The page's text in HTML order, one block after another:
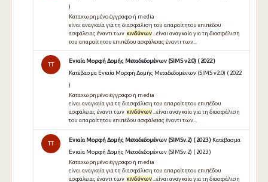
)
Καταχωρημένο έγγραφο ή media
είναι αναγκαία για τη διασφάλιση του απαραίτητου επιπέδου
ασφάλειας έναντι των κινδύνων ...είναι αναγκαία για τη διασφάλιση
του απαραίτητου επιπέδου ασφάλειας έναντι των...
TT
Ενιαία Μορφή Δομής Μεταδεδομένων (SIMS v2.0) ( 2022 )
Κατέβασμα Ενιαία Μορφή Δομής Μεταδεδομένων (SIMS v2.0) ( 2022
)
Καταχωρημένο έγγραφο ή media
είναι αναγκαία για τη διασφάλιση του απαραίτητου επιπέδου
ασφάλειας έναντι των κινδύνων...είναι αναγκαία για τη διασφάλιση
του απαραίτητου επιπέδου ασφάλειας έναντι των...
TT
Ενιαία Μορφή Δομής Μεταδεδομένων (SIMSv.2) ( 2023 ) Κατέβασμα
Ενιαία Μορφή Δομής Μεταδεδομένων (SIMSv.2) ( 2023 )
Καταχωρημένο έγγραφο ή media
είναι αναγκαία για τη διασφάλιση του απαραίτητου επιπέδου
ασφάλειας έναντι των κινδύνων ...είναι αναγκαία για τη διασφάλιση